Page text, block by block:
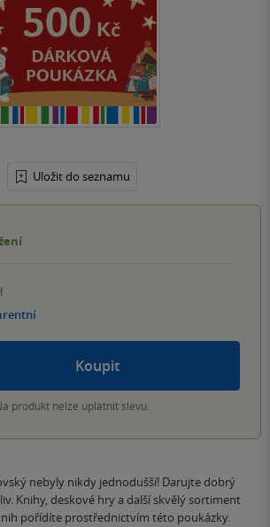
Uložit do seznamu
Koupit
produkt nelze uplatnit slevu.
nebyly nikdy jednodušší! Darujte dobrý
Knihy, deskové hry a další skvělý sortiment
pořídíte prostřednictvím této poukázky.